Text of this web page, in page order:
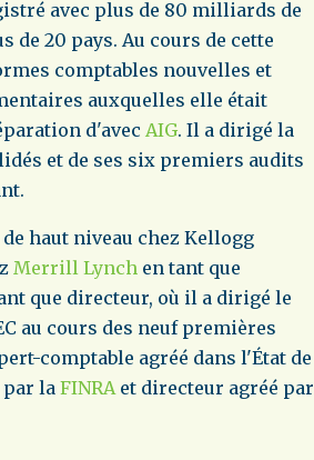
avec plus de 80 milliards de
de 20 pays. Au cours de cette
comptables nouvelles et
auxquelles elle était
d'avec AIG. Il a dirigé la
et de ses six premiers audits
haut niveau chez Kellogg
Merrill Lynchen tant que
que directeur, où il a dirigé le
au cours des neuf premières
comptable agréé dans l'État de
la FINRAet directeur agréé par